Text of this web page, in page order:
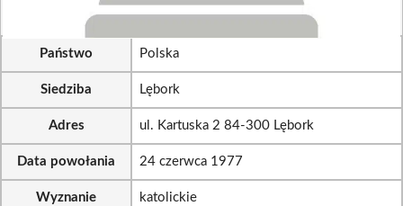
Państwo Polska
Siedziba Lębork
Adres ul. Kartuska 2 84-300 Lębork
Data powołania 24 czerwca 1977
Wyznanie katolickie